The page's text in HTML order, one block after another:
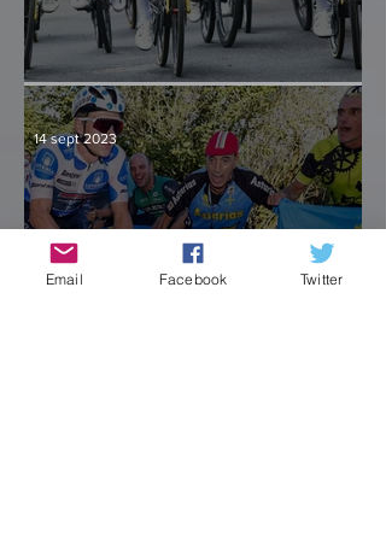
Culminación y consenso
14 sept 2023
Email Facebook Twitter